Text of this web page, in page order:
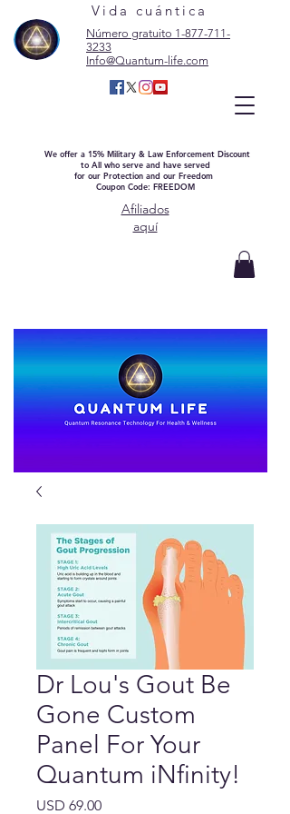
Vida cuántica
Número gratuito 1-877-711-
3233
Info@Quantum-life.com
We offer a 15% Military & Law Enforcement Discount
to All who serve and have served
for our Protection and our Freedom
Coupon Code: FREEDOM
Afiliados
aquí
Dr Lou's Gout Be
Gone Custom
Panel For Your
Quantum iNfinity!
USD 69.00Precio